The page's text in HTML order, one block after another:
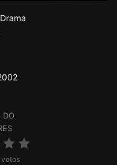
DO
votos
Drama